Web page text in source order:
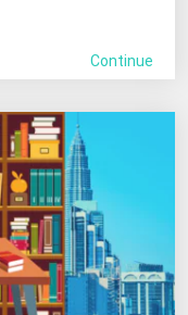
Continue